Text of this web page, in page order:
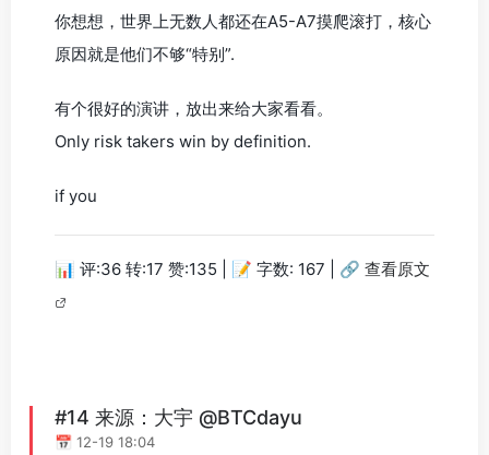
你想想，世界上无数人都还在A5-A7摸爬滚打，核心
原因就是他们不够“特别”.
有个很好的演讲，放出来给大家看看。
Only risk takers win by definition.
if you
📊 评:36 转:17 赞:135 | 📝 字数: 167 | 🔗 查看原文
#14 来源：大宇 @BTCdayu
📅 12-19 18:04